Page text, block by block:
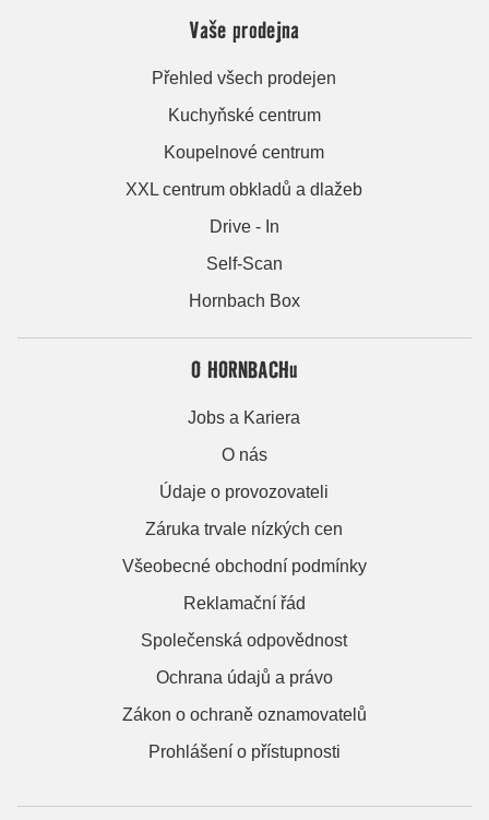
Vaše prodejna
Přehled všech prodejen
Kuchyňské centrum
Koupelnové centrum
XXL centrum obkladů a dlažeb
Drive - In
Self-Scan
Hornbach Box
O HORNBACHu
Jobs a Kariera
O nás
Údaje o provozovateli
Záruka trvale nízkých cen
Všeobecné obchodní podmínky
Reklamační řád
Společenská odpovědnost
Ochrana údajů a právo
Zákon o ochraně oznamovatelů
Prohlášení o přístupnosti